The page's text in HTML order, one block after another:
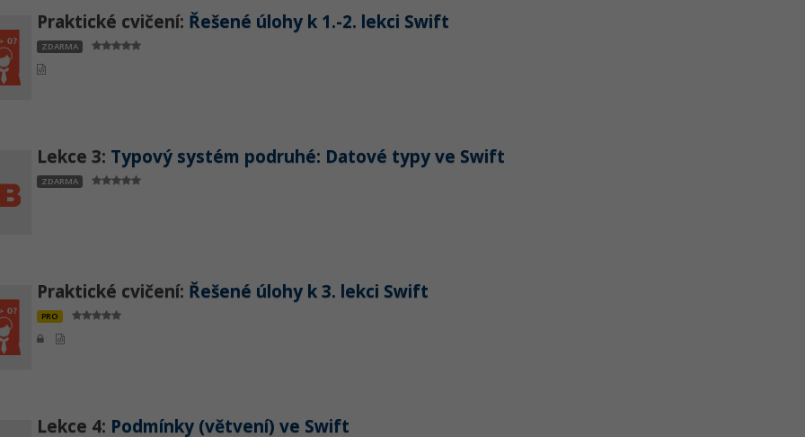
Praktické cvičení: Řešené úlohy k 1.-2. lekci Swift
ZDARMA
Lekce 3: Typový systém podruhé: Datové typy ve Swift
ZDARMA
Praktické cvičení: Řešené úlohy k 3. lekci Swift
PRO
Lekce 4: Podmínky (větvení) ve Swift